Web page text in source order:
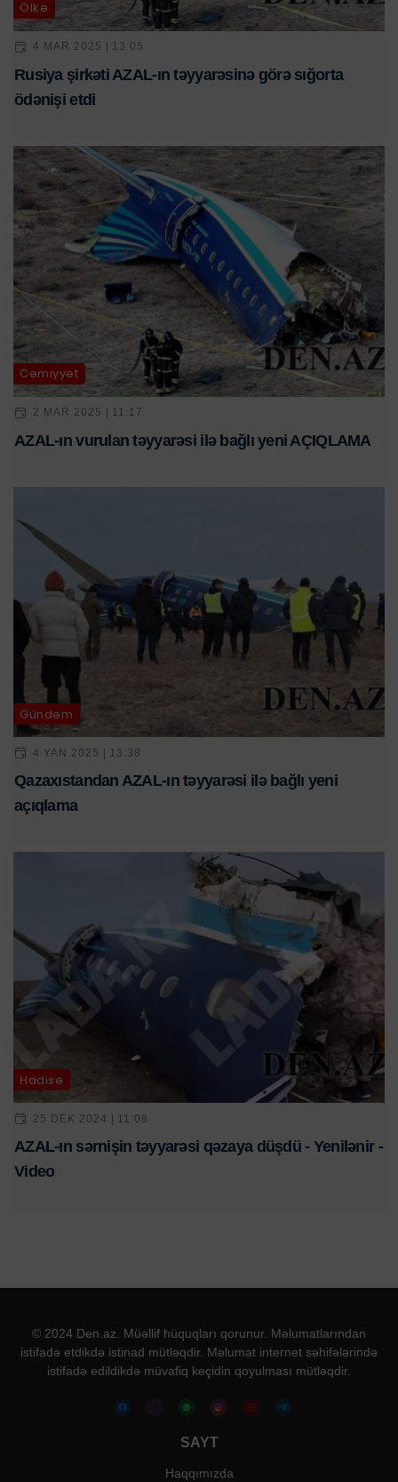
Ölkə
4 MAR 2025 | 13:05
Rusiya şirkəti AZAL-ın təyyarəsinə görə sığorta
ödənişi etdi
Cəmiyyət
2 MAR 2025 | 11:17
AZAL-ın vurulan təyyarəsi ilə bağlı yeni AÇIQLAMA
Gündəm
4 YAN 2025 | 13:38
Qazaxıstandan AZAL-ın təyyarəsi ilə bağlı yeni
açıqlama
Hadisə
25 DEK 2024 | 11:08
AZAL-ın sərnişin təyyarəsi qəzaya düşdü - Yenilənir -
Video
© 2024 Den.az. Müəllif hüquqları qorunur. Məlumatlarından
istifadə etdikdə istinad mütləqdir. Məlumat internet səhifələrində
istifadə edildikdə müvafiq keçidin qoyulması mütləqdir.
SAYT
Haqqımızda